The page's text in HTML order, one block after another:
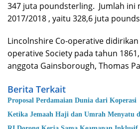
347 juta poundsterling. Jumlah ini
2017/2018 , yaitu 328,6 juta
Lincolnshire Co-operative
operative Society pada tahun
anggota Gainsborough, Thomas
Berita Terkait
Proposal Perdamaian Dunia dari Koperasi
Ketika Jemaah Haji dan Umrah Menyatu